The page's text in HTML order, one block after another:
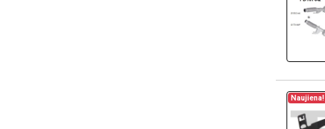
Naujiena!